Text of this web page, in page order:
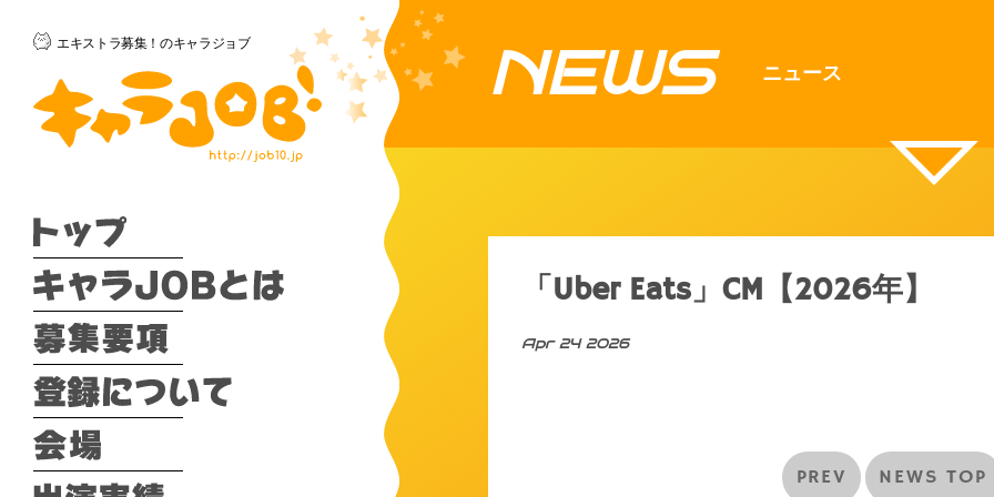
エキストラ募集！のキャラジョブ NEWS ニュース
「Uber Eats」CM【2026年】
Apr 24 2026
PREV NEWS TOP